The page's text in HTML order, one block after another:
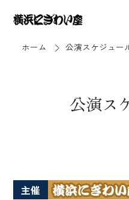
ホーム
公演スケジュー
公演ス
主催